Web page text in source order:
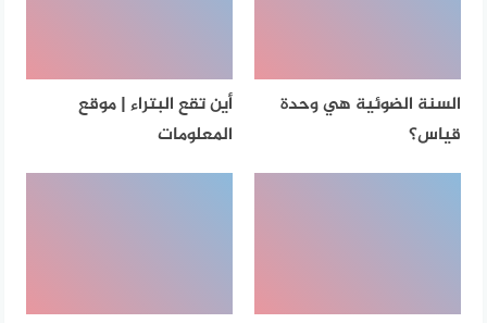
السنة الضوئية هي وحدة
قياس؟
أين تقع البتراء | موقع
المعلومات